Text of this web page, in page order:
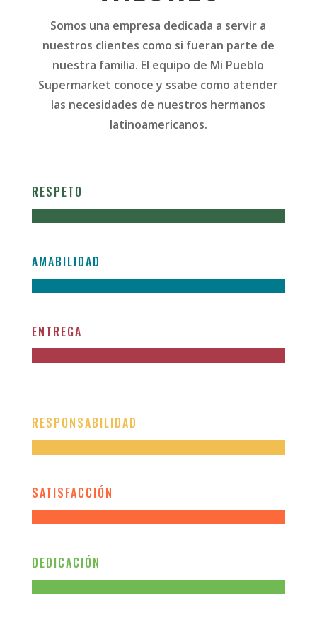
Somos una empresa dedicada a servir a
nuestros clientes como si fueran parte de
nuestra familia. El equipo de Mi Pueblo
Supermarket conoce y ssabe como atender
las necesidades de nuestros hermanos
latinoamericanos.
RESPETO
AMABILIDAD
ENTREGA
RESPONSABILIDAD
SATISFACCIÓN
DEDICACIÓN